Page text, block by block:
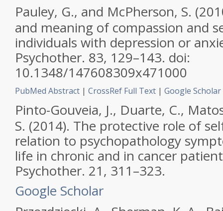
Pauley, G., and McPherson, S.
and meaning of compassion and
individuals with depression or
Psychother. 83, 129–143. doi:
10.1348/147608309x471000
PubMed Abstract | CrossRef Full Text | Google Scholar
Pinto-Gouveia, J., Duarte, C.,
S. (2014). The protective role of
relation to psychopathology
life in chronic and in cancer
Psychother. 21, 311–323.
Google Scholar